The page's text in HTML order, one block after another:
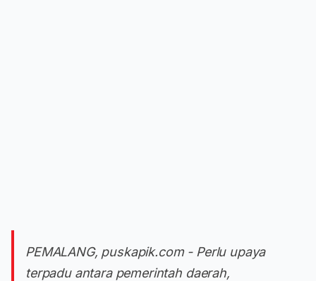
PEMALANG, puskapik.com - Perlu upaya
terpadu antara pemerintah daerah,